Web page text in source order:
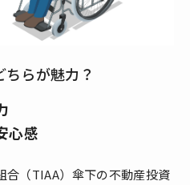
らが魅力？
心感
合（TIAA）傘下の不動産投資